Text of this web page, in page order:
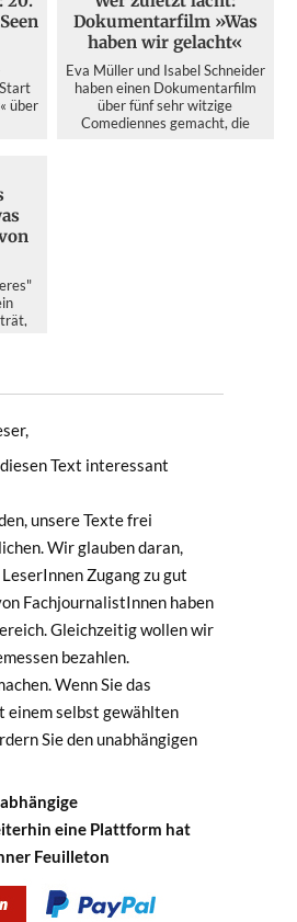
über
Dokumentarfilm »Was
haben wir gelacht«
Eva Müller und Isabel Schneider
haben einen Dokumentarfilm
über fünf sehr witzige
Comediennes gemacht, die
Text interessant
unsere Texte frei
Wir glauben daran,
Zugang zu gut
FachjournalistInnen haben
Gleichzeitig wollen wir
bezahlen.
Wenn Sie das
einem selbst gewählten
Sie den unabhängigen
eine Plattform hat
Feuilleton